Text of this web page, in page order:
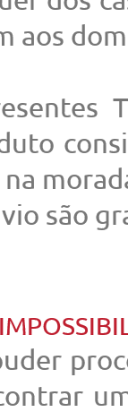
aos
são